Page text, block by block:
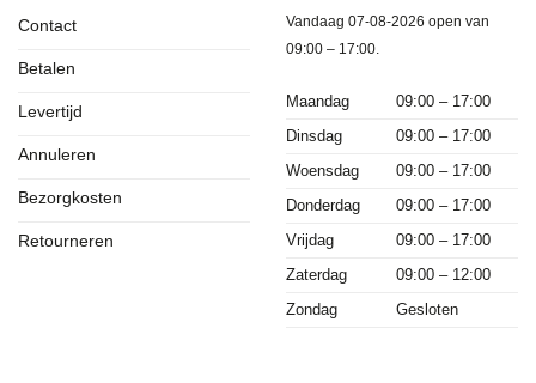
Contact
Betalen
Levertijd
Annuleren
Bezorgkosten
Retourneren
Vandaag 07-08-2026 open van
09:00 – 17:00.
Maandag
09:00 – 17:00
Dinsdag
09:00 – 17:00
Woensdag
09:00 – 17:00
Donderdag
09:00 – 17:00
Vrijdag
09:00 – 17:00
Zaterdag
09:00 – 12:00
Zondag
Gesloten